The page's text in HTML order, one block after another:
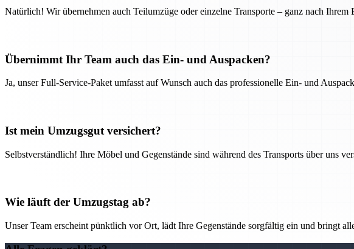
Natürlich! Wir übernehmen auch Teilumzüge oder einzelne Transporte – ganz nach Ihrem
Übernimmt Ihr Team auch das Ein- und Auspacken?
Ja, unser Full-Service-Paket umfasst auf Wunsch auch das professionelle Ein- und
Ist mein Umzugsgut versichert?
Selbstverständlich! Ihre Möbel und Gegenstände sind während des Transports über uns
Wie läuft der Umzugstag ab?
Unser Team erscheint pünktlich vor Ort, lädt Ihre Gegenstände sorgfältig ein und bringt